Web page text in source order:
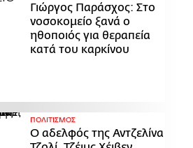
Γιώργος Παράσχος: Στο
νοσοκομείο ξανά ο
ηθοποιός για θεραπεία
κατά του καρκίνου
ΠΟΛΙΤΙΣΜΟΣ
Ο αδελφός της Αντζελίνα